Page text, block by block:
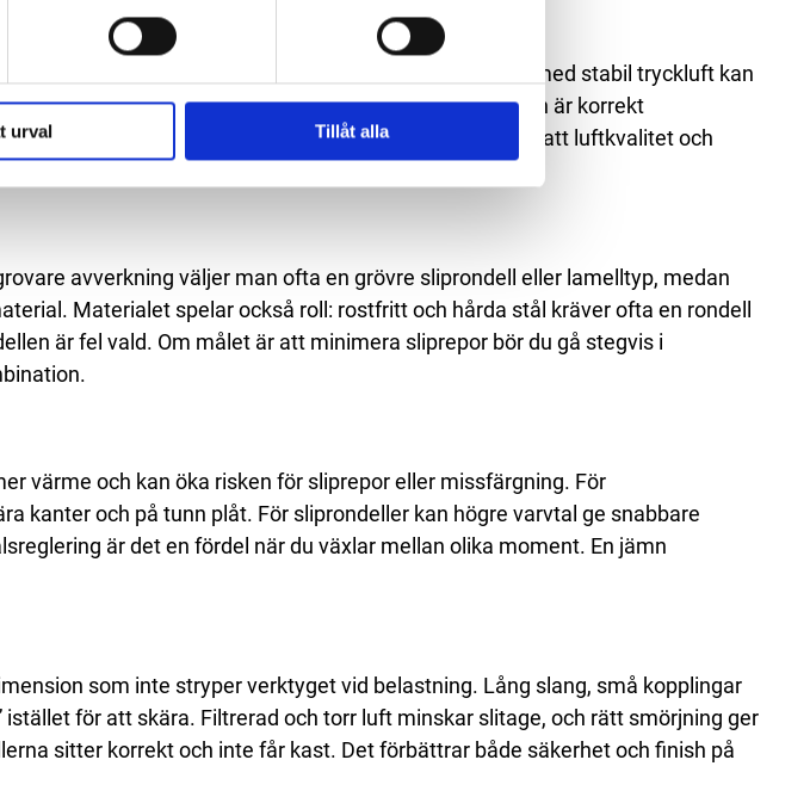
urval Tillåt alla
och upprepade moment. I en verkstad med stabil tryckluft kan
Varvtalet upplevs ofta jämnt när luftmatningen är korrekt
i miljöer med smuts och daglig användning, förutsatt att luftkvalitet och
avverkning väljer man ofta en grövre sliprondell eller lamelltyp, medan
Materialet spelar också roll: rostfritt och hårda stål kräver ofta en rondell
är fel vald. Om målet är att minimera sliprepor bör du gå stegvis i
värme och kan öka risken för sliprepor eller missfärgning. För
kanter och på tunn plåt. För sliprondeller kan högre varvtal ge snabbare
är det en fördel när du växlar mellan olika moment. En jämn
som inte stryper verktyget vid belastning. Lång slang, små kopplingar
för att skära. Filtrerad och torr luft minskar slitage, och rätt smörjning ger
sitter korrekt och inte får kast. Det förbättrar både säkerhet och finish på